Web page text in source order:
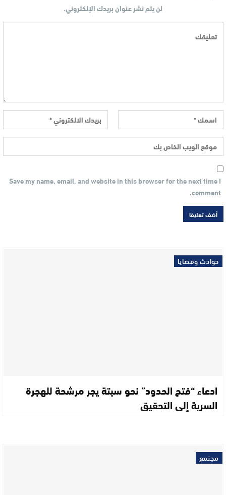
لن يتم نشر عنوان بريدك الإلكتروني.
Save my name, email, and website in this browser for the next time I
comment.
حوادث وقضايا
ادعاء “فتح الحدود” نحو سبتة يجر مرشحة للهجرة
السرية إلى التحقيق
مجتمع